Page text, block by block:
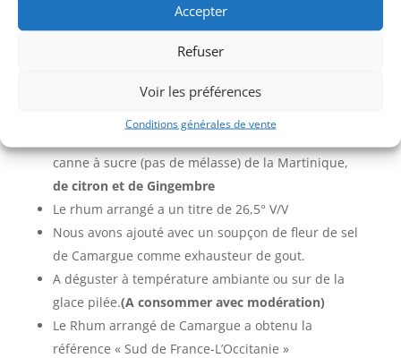
Accepter
Refuser
Voir les préférences
Conditions générales de vente
Nous avons élaboré et fabriqué ce rhum arrangé ou
canne à sucre (pas de mélasse) de la Martinique,
de citron et de Gingembre
Le rhum arrangé a un titre de 26,5° V/V
Nous avons ajouté avec un soupçon de fleur de sel
de Camargue comme exhausteur de gout.
A déguster à température ambiante ou sur de la
glace pilée.(A consommer avec modération)
Le Rhum arrangé de Camargue a obtenu la
référence « Sud de France-L’Occitanie »